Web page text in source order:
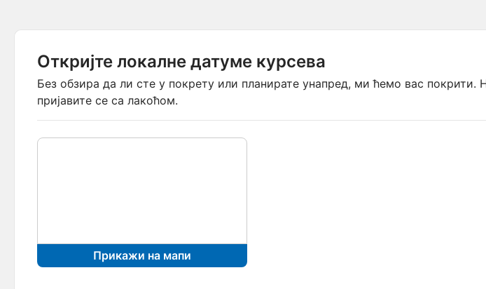
Откријте локалне датуме курсева
Без обзира да ли сте у покрету или планирате унапред, ми ћемо вас
пријавите се са лакоћом.
Прикажи на мапи